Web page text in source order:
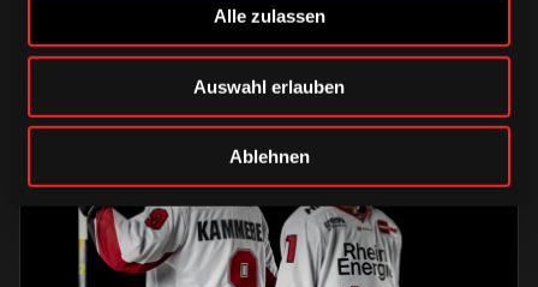
Alle zulassen
Auswahl erlauben
Ablehnen